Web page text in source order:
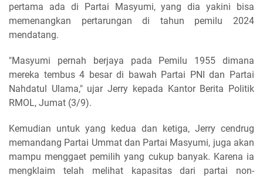
pertama ada di Partai Masyumi, yang dia yakini bisa
memenangkan pertarungan di tahun pemilu 2024
mendatang.
"Masyumi pernah berjaya pada Pemilu 1955 dimana
mereka tembus 4 besar di bawah Partai PNI dan Partai
Nahdatul Ulama," ujar Jerry kepada Kantor Berita Politik
RMOL, Jumat (3/9).
Kemudian untuk yang kedua dan ketiga, Jerry cendrug
memandang Partai Ummat dan Partai Masyumi, juga akan
mampu menggaet pemilih yang cukup banyak. Karena ia
mengklaim telah melihat kapasitas dari partai non-